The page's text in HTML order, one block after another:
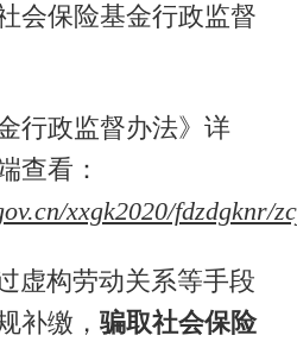
会保险基金行政监督
行政监督办法》详
查看：
xxgk2020/fdzdgknr/
虚构劳动关系等手段
补缴， 骗取社会保险